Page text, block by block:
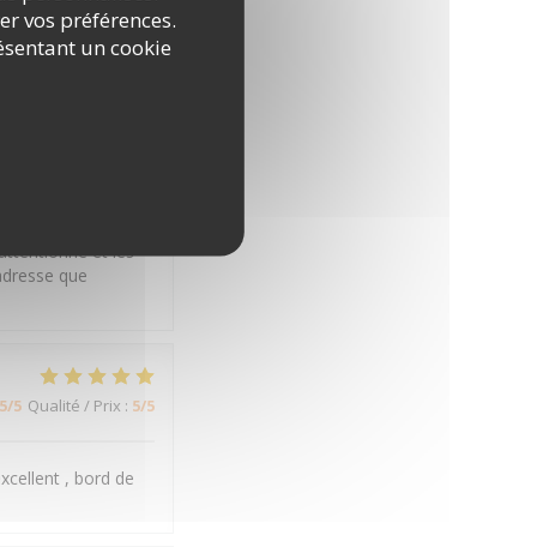
vos préférences.
un cookie
et les
que
5/5 Qualité / Prix : 5/5
, bord de